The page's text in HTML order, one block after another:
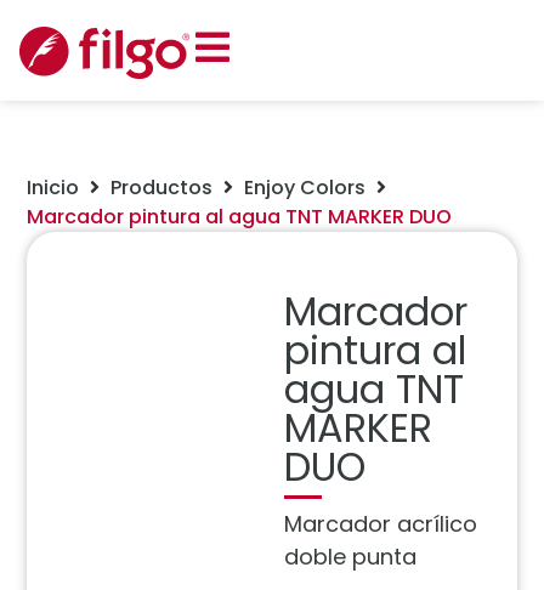
Inicio Productos
Enjoy Colors
Marcador pintura al agua TNT MARKER DUO
Marcador
pintura al
agua TNT
MARKER
DUO
Marcador acrílico
doble punta